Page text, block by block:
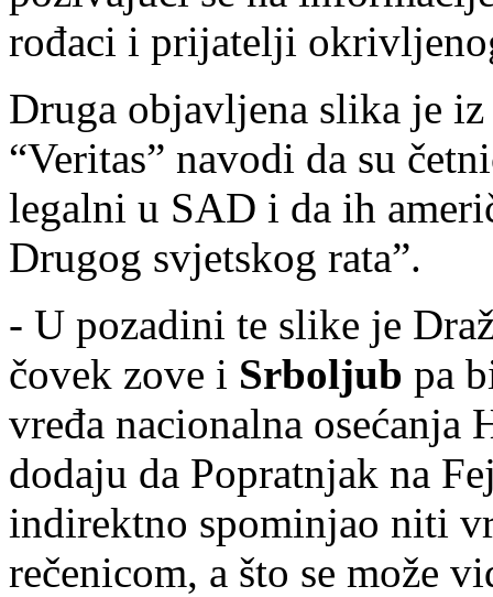
rođaci i prijatelji
Druga objavljena slika je
“Veritas” navodi da su
legalni u SAD i da ih
Drugog svjetskog rata”.
- U pozadini te slike je
čovek zove i Srboljub pa
vređa nacionalna osećanja
dodaju da Popratnjak na
indirektno spominjao niti
rečenicom, a što se može